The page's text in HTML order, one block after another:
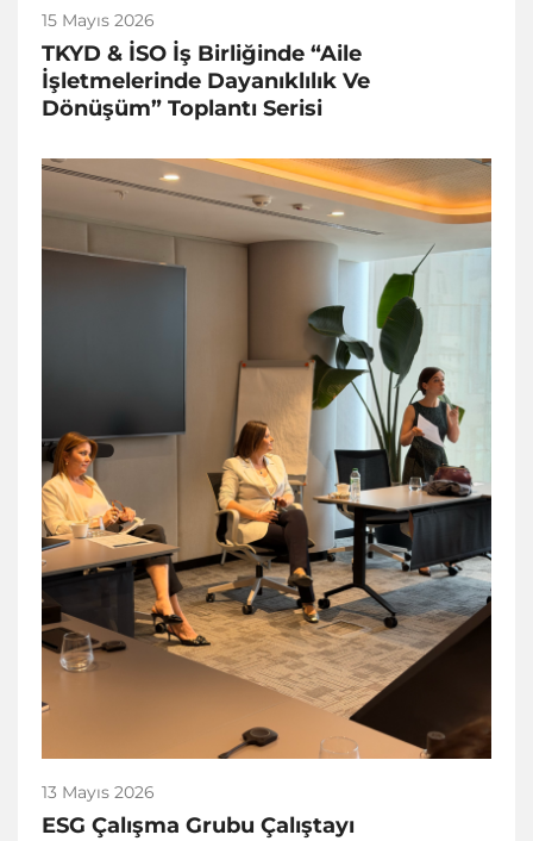
15 Mayıs 2026
TKYD & İSO İş Birliğinde “Aile
İşletmelerinde Dayanıklılık Ve
Dönüşüm” Toplantı Serisi
13 Mayıs 2026
ESG Çalışma Grubu Çalıştayı